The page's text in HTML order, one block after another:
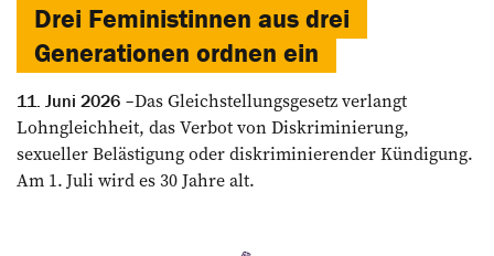
Drei Feministinnen aus drei
Generationen ordnen ein
11. Juni 2026
Das Gleichstellungsgesetz verlangt
Lohngleichheit, das Verbot von Diskriminierung,
sexueller Belästigung oder diskriminierender Kündigung.
Am 1. Juli wird es 30 Jahre alt.